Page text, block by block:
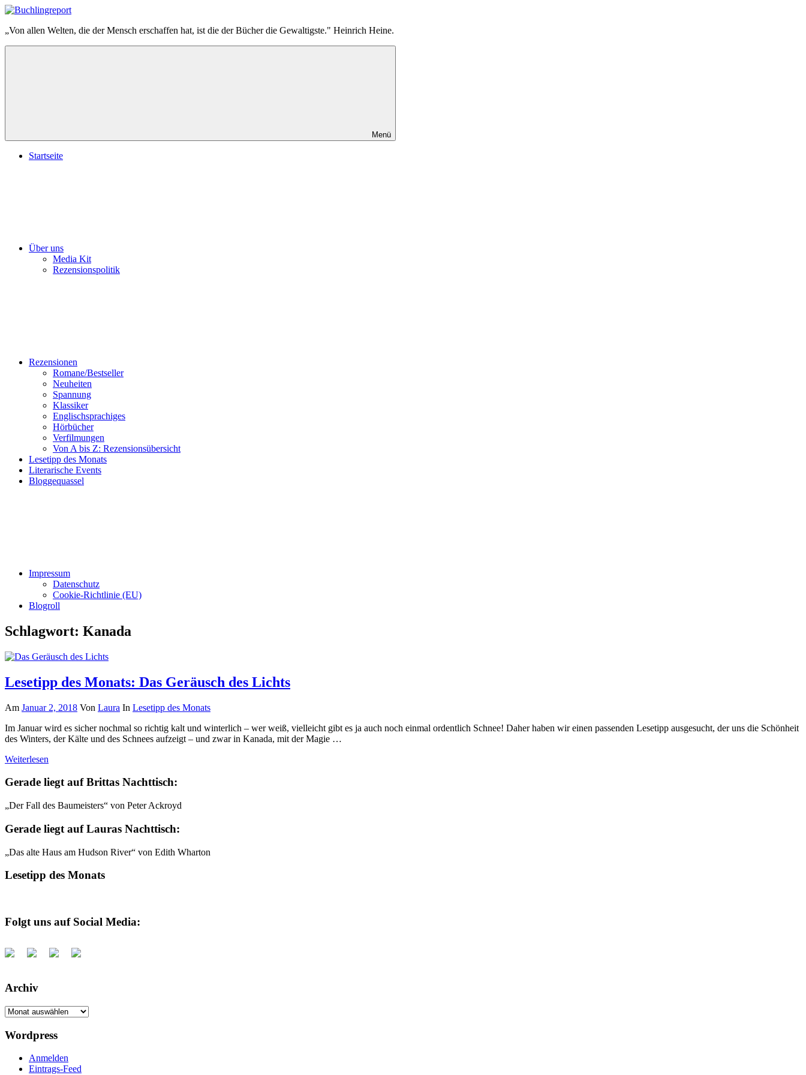
Zum
springen
Buchlingreport
„Von allen Welten, die der Mensch erschaffen hat, ist die der Bücher die Gewaltigste." Heinrich Heine.
Menü
Startseite
Über uns
Media Kit
Rezensionspolitik
Rezensionen
Romane/Bestseller
Neuheiten
Spannung
Klassiker
Englischsprachiges
Hörbücher
Verfilmungen
Von A bis Z: Rezensionsübersicht
Lesetipp des Monats
Literarische Events
Bloggequassel
Impressum
Datenschutz
Cookie-Richtlinie (EU)
Blogroll
Schlagwort: Kanada
Lesetipp des Monats: Das Geräusch des Lichts
Am Januar 2, 2018 Von Laura In Lesetipp des Monats
Im Januar wird es sicher nochmal so richtig kalt und winterlich – wer weiß, vielleicht gibt es ja auch noch einmal ordentlich Schnee! Daher haben wir einen passenden Lesetipp ausgesucht, der uns die Schönheit
des Winters, der Kälte und des Schnees aufzeigt – und zwar in Kanada, mit der Magie …
Weiterlesen
Gerade liegt auf Brittas Nachttisch:
„Der Fall des Baumeisters“ von Peter Ackroyd
Gerade liegt auf Lauras Nachttisch:
„Das alte Haus am Hudson River“ von Edith Wharton
Lesetipp des Monats
Folgt uns auf Social Media:
Archiv
Archiv
Wordpress
Anmelden
Eintrags-Feed